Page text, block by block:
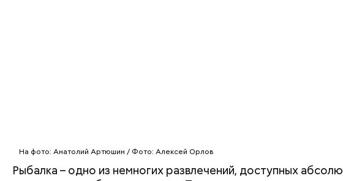
На фото: Анатолий Артюшин / Фото: Алексей Орлов
Рыбалка – одно из немногих развлечений, доступных